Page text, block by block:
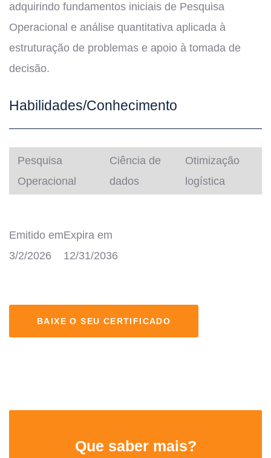
adquirindo fundamentos iniciais de Pesquisa
Operacional e análise quantitativa aplicada à
estruturação de problemas e apoio à tomada de
decisão.
Habilidades/Conhecimento
Pesquisa
Operacional
Ciência de
dados
Otimização
logística
Emitido em
3/2/2026
Expira em
12/31/2036
BAIXE O SEU CERTIFICADO
Que saber mais?